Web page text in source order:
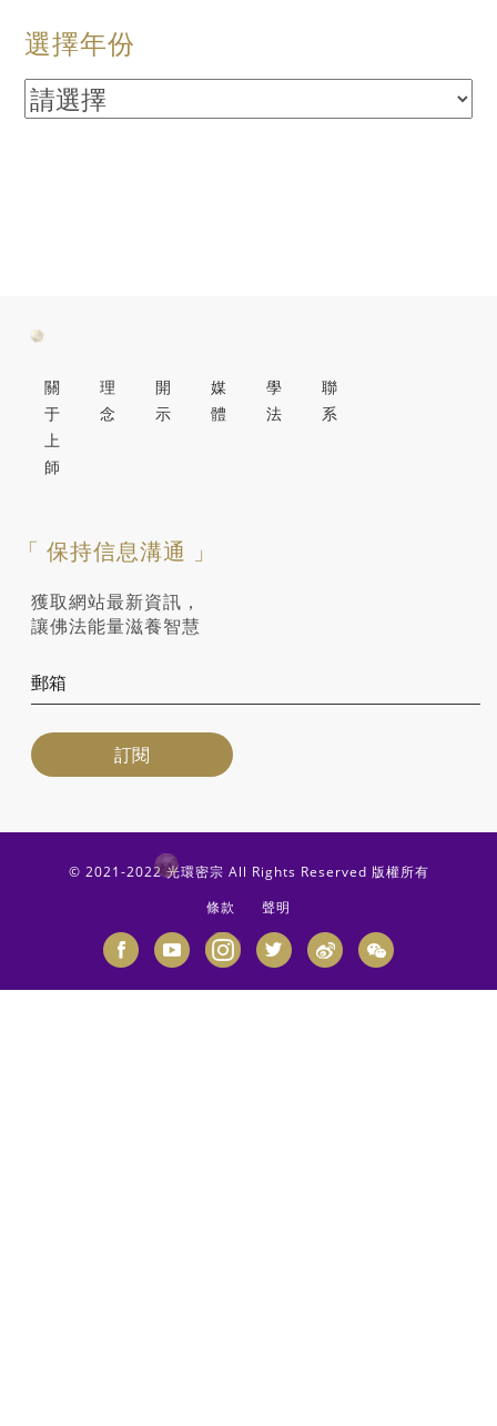
選擇年份
關
于
上
師
理
念
開
示
媒
體
學
法
聯
系
「 保持信息溝通 」
獲取網站最新資訊，
讓佛法能量滋養智慧
© 2021-2022 光環密宗 All Rights Reserved 版權所有
條款
聲明